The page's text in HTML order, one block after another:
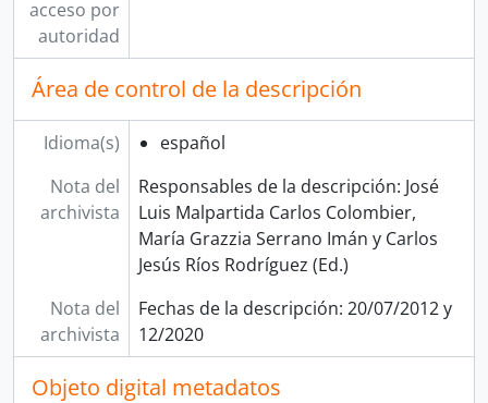
acceso por
autoridad
Área de control de la descripción
Idioma(s)
español
Nota del
archivista
Responsables de la descripción: José
Luis Malpartida Carlos Colombier,
María Grazzia Serrano Imán y Carlos
Jesús Ríos Rodríguez (Ed.)
Nota del
archivista
Fechas de la descripción: 20/07/2012 y
12/2020
Objeto digital metadatos